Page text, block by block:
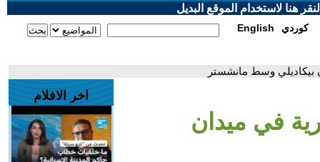
هنا لاستخدام الموقع البديل
English كوردي
بيكاديلي وسط مانشستر
في ميدان
اخر الافلام